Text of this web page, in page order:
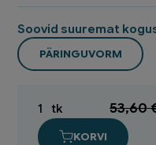
Soovid suuremat
PÄRINGUVORM
1 tk 53,60
KORVI